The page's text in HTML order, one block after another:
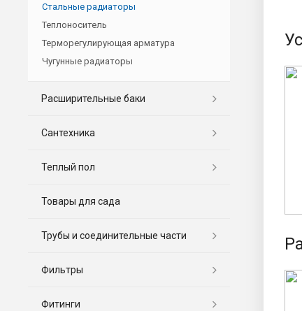
Стальные радиаторы
Теплоноситель
Терморегулирующая арматура
Чугунные радиаторы
Расширительные баки
Сантехника
Теплый пол
Товары для сада
Трубы и соединительные части
Фильтры
Фитинги